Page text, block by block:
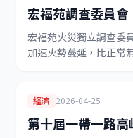
宏福苑調查委員
宏福苑火災獨立調查委
加速火勢蔓延，比正常
經濟 2026-04-25
第十屆一帶一路